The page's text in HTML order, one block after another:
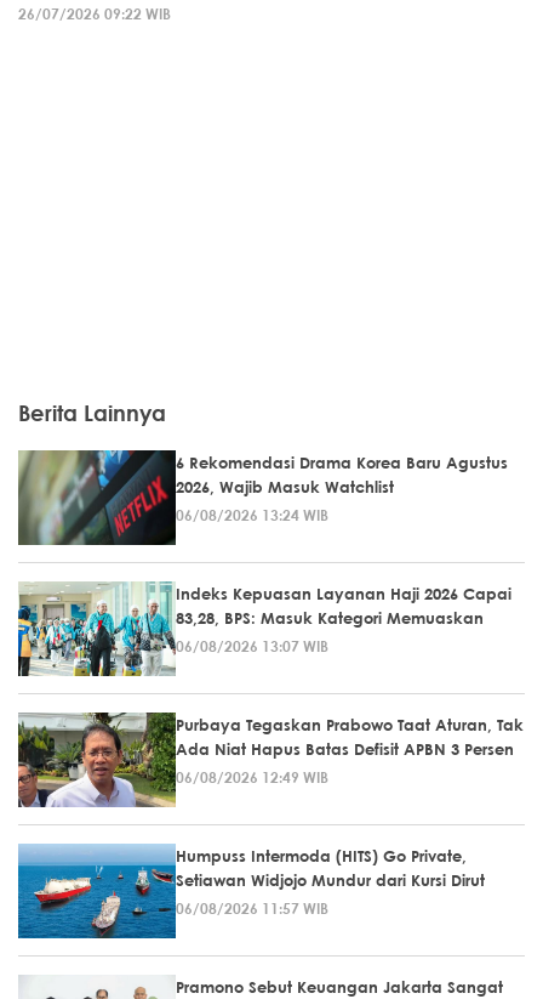
26/07/2026 09:22 WIB
Berita Lainnya
6 Rekomendasi Drama Korea Baru Agustus
2026, Wajib Masuk Watchlist
06/08/2026 13:24 WIB
Indeks Kepuasan Layanan Haji 2026 Capai
83,28, BPS: Masuk Kategori Memuaskan
06/08/2026 13:07 WIB
Purbaya Tegaskan Prabowo Taat Aturan, Tak
Ada Niat Hapus Batas Defisit APBN 3 Persen
06/08/2026 12:49 WIB
Humpuss Intermoda (HITS) Go Private,
Setiawan Widjojo Mundur dari Kursi Dirut
06/08/2026 11:57 WIB
Pramono Sebut Keuangan Jakarta Sangat